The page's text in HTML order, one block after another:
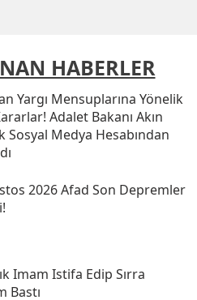
HABERLER
Yargı Mensuplarına Yönelik
Adalet Bakanı Akın
Sosyal Medya Hesabından
2026 Afad Son Depremler
Imam Istifa Edip Sırra
Bastı